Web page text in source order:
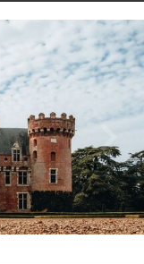
Kommentare